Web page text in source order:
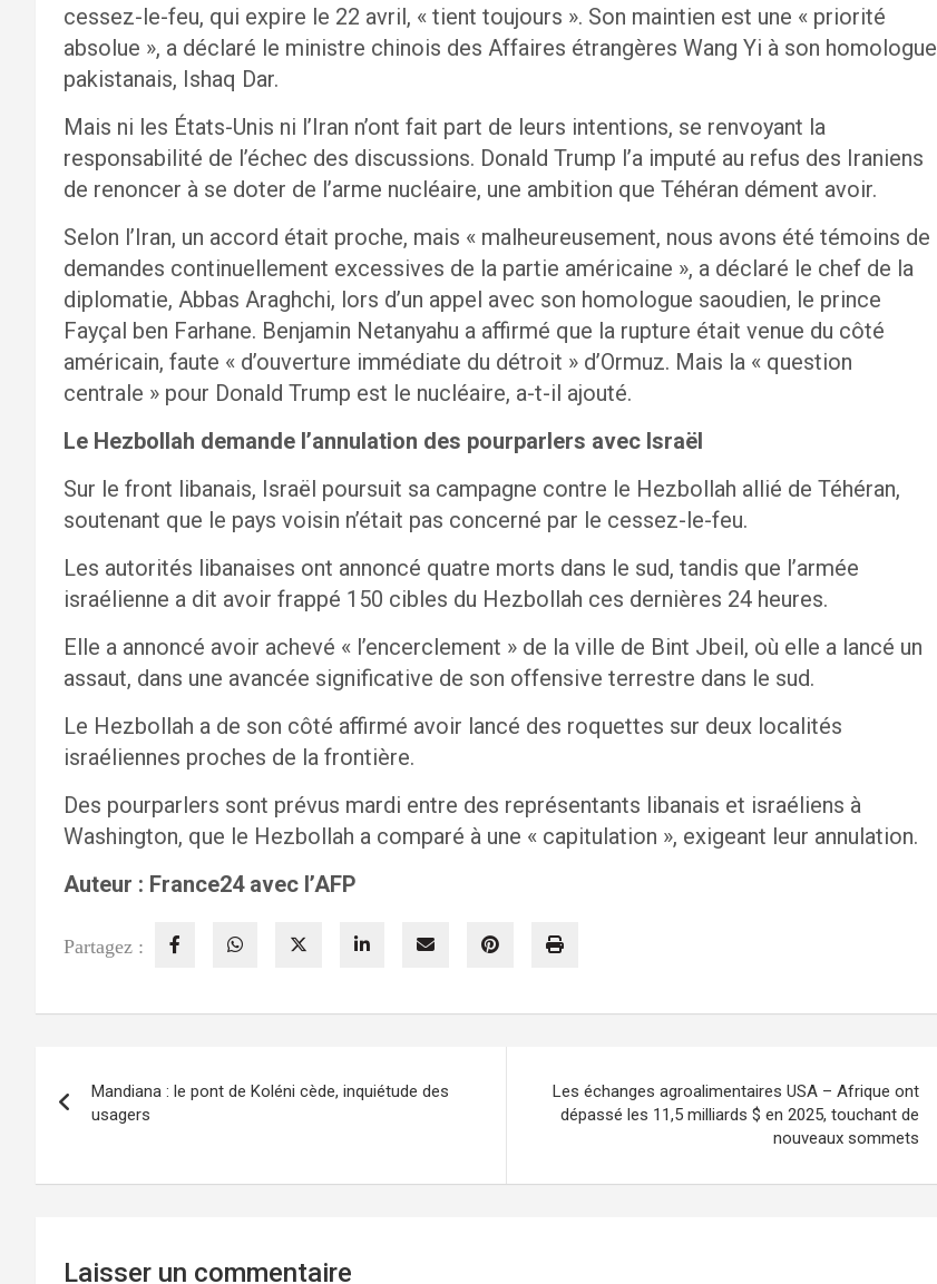
cessez-le-feu, qui expire le 22 avril, « tient toujours ». Son maintien est une « priorité
absolue », a déclaré le ministre chinois des Affaires étrangères Wang Yi à son homologue
pakistanais, Ishaq Dar.
Mais ni les États-Unis ni l’Iran n’ont fait part de leurs intentions, se renvoyant la
responsabilité de l’échec des discussions. Donald Trump l’a imputé au refus des Iraniens
de renoncer à se doter de l’arme nucléaire, une ambition que Téhéran dément avoir.
Selon l’Iran, un accord était proche, mais « malheureusement, nous avons été témoins de
demandes continuellement excessives de la partie américaine », a déclaré le chef de la
diplomatie, Abbas Araghchi, lors d’un appel avec son homologue saoudien, le prince
Fayçal ben Farhane. Benjamin Netanyahu a affirmé que la rupture était venue du côté
américain, faute « d’ouverture immédiate du détroit » d’Ormuz. Mais la « question
centrale » pour Donald Trump est le nucléaire, a-t-il ajouté.
Le Hezbollah demande l’annulation des pourparlers avec Israël
Sur le front libanais, Israël poursuit sa campagne contre le Hezbollah allié de Téhéran,
soutenant que le pays voisin n’était pas concerné par le cessez-le-feu.
Les autorités libanaises ont annoncé quatre morts dans le sud, tandis que l’armée
israélienne a dit avoir frappé 150 cibles du Hezbollah ces dernières 24 heures.
Elle a annoncé avoir achevé « l’encerclement » de la ville de Bint Jbeil, où elle a lancé un
assaut, dans une avancée significative de son offensive terrestre dans le sud.
Le Hezbollah a de son côté affirmé avoir lancé des roquettes sur deux localités
israéliennes proches de la frontière.
Des pourparlers sont prévus mardi entre des représentants libanais et israéliens à
Washington, que le Hezbollah a comparé à une « capitulation », exigeant leur annulation.
Auteur : France24 avec l’AFP
Partagez :
de
Mandiana : le pont de Koléni cède, inquiétude des
usagers
Les échanges agroalimentaires USA – Afrique ont
dépassé les 11,5 milliards $ en 2025, touchant de
nouveaux sommets
Laisser un commentaire